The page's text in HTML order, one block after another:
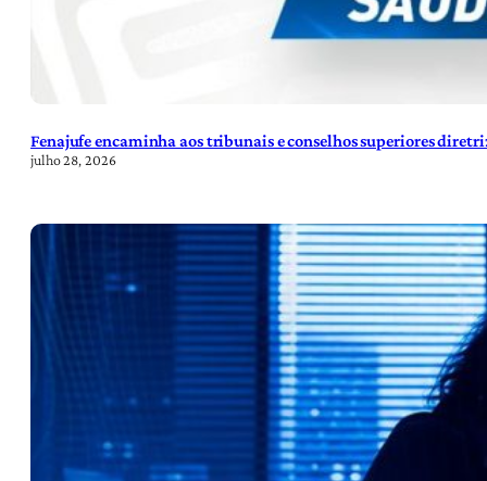
Fenajufe encaminha aos tribunais e conselhos superiores
julho 28, 2026